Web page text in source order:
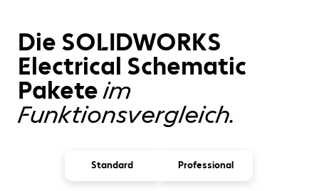
Die SOLIDWORKS
Electrical Schematic
Paketeim
Funktionsvergleich.
Standard Professional